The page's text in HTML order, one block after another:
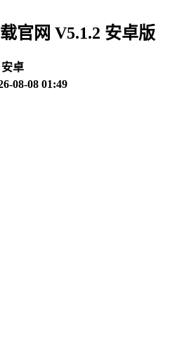
官网 V5.1.2 安卓版
卓
08-08 01:49